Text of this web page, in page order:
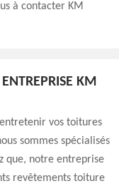
à contacter KM
KM
vos toitures
sommes spécialisés
que, notre entreprise
revêtements toiture